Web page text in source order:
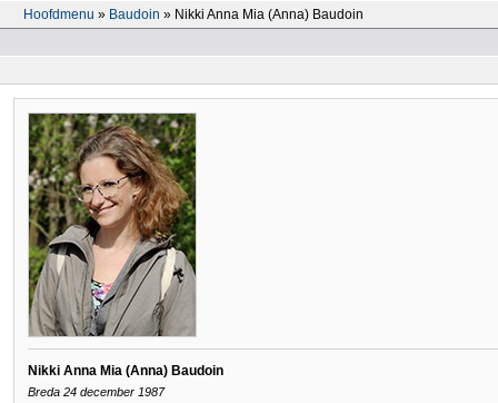
Hoofdmenu » Baudoin » Nikki Anna Mia (Anna) Baudoin
Nikki Anna Mia (Anna) Baudoin
Breda 24 december 1987